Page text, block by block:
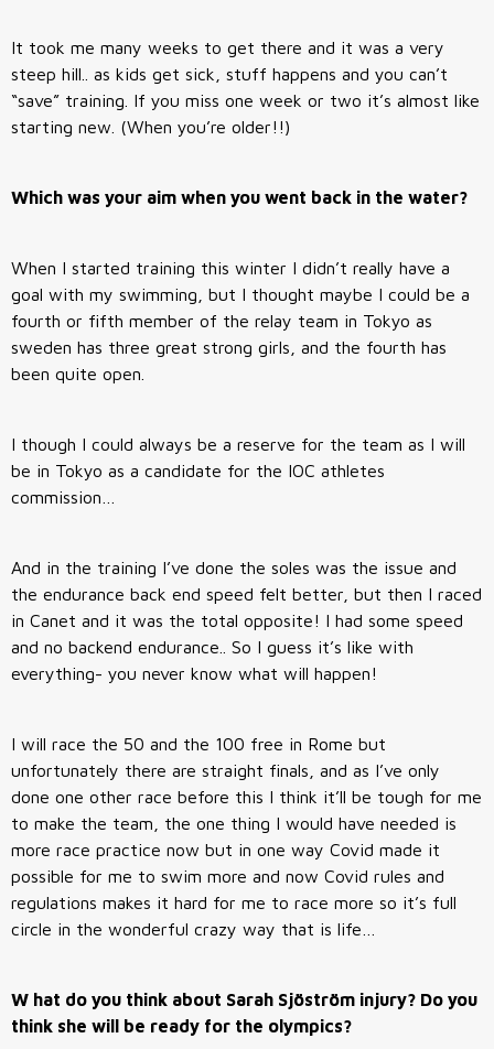
It took me many weeks to get there and it was a very
steep hill.. as kids get sick, stuff happens and you can’t
“save” training. If you miss one week or two it’s almost like
starting new. (When you’re older!!)
Which was your aim when you went back in the water?
When I started training this winter I didn’t really have a
goal with my swimming, but I thought maybe I could be a
fourth or fifth member of the relay team in Tokyo as
sweden has three great strong girls, and the fourth has
been quite open.
I though I could always be a reserve for the team as I will
be in Tokyo as a candidate for the IOC athletes
commission…
And in the training I’ve done the soles was the issue and
the endurance back end speed felt better, but then I raced
in Canet and it was the total opposite! I had some speed
and no backend endurance.. So I guess it’s like with
everything- you never know what will happen!
I will race the 50 and the 100 free in Rome but
unfortunately there are straight finals, and as I’ve only
done one other race before this I think it’ll be tough for me
to make the team, the one thing I would have needed is
more race practice now but in one way Covid made it
possible for me to swim more and now Covid rules and
regulations makes it hard for me to race more so it’s full
circle in the wonderful crazy way that is life…
W hat do you think about Sarah Sjöström injury? Do you
think she will be ready for the olympics?